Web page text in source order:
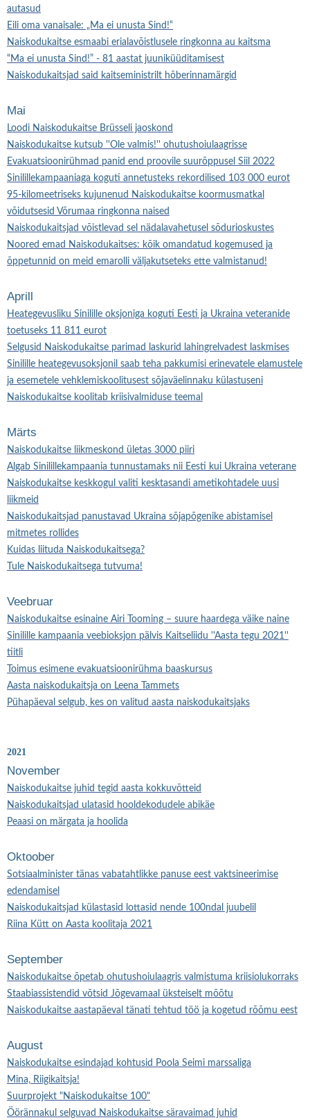
autasud
Eili oma vanaisale: „Ma ei unusta Sind!“
Naiskodukaitse esmaabi erialavõistlusele ringkonna au kaitsma
“Ma ei unusta Sind!” - 81 aastat juuniküüditamisest
Naiskodukaitsjad said kaitseministrilt hõberinnamärgid
Mai
Loodi Naiskodukaitse Brüsseli jaoskond
Naiskodukaitse kutsub ''Ole valmis!'' ohutushoiulaagrisse
Evakuatsioonirühmad panid end proovile suurõppusel Siil 2022
Sinilillekampaaniaga koguti annetusteks rekordilised 103 000 eurot
95-kilomeetriseks kujunenud Naiskodukaitse koormusmatkal
võidutsesid Võrumaa ringkonna naised
Naiskodukaitsjad võistlevad sel nädalavahetusel sõdurioskustes
Noored emad Naiskodukaitses: kõik omandatud kogemused ja
õppetunnid on meid emarolli väljakutseteks ette valmistanud!
Aprill
Heategevusliku Sinilille oksjoniga koguti Eesti ja Ukraina veteranide
toetuseks 11 811 eurot
Selgusid Naiskodukaitse parimad laskurid lahingrelvadest laskmises
Sinilille heategevusoksjonil saab teha pakkumisi erinevatele elamustele
ja esemetele vehklemiskoolitusest sõjaväelinnaku külastuseni
Naiskodukaitse koolitab kriisivalmiduse teemal
Märts
Naiskodukaitse liikmeskond ületas 3000 piiri
Algab Sinilillekampaania tunnustamaks nii Eesti kui Ukraina veterane
Naiskodukaitse keskkogul valiti kesktasandi ametikohtadele uusi
liikmeid
Naiskodukaitsjad panustavad Ukraina sõjapõgenike abistamisel
mitmetes rollides
Kuidas liituda Naiskodukaitsega?
Tule Naiskodukaitsega tutvuma!
Veebruar
Naiskodukaitse esinaine Airi Tooming – suure haardega väike naine
Sinilille kampaania veebioksjon pälvis Kaitseliidu ''Aasta tegu 2021''
tiitli
Toimus esimene evakuatsioonirühma baaskursus
Aasta naiskodukaitsja on Leena Tammets
Pühapäeval selgub, kes on valitud aasta naiskodukaitsjaks
2021
November
Naiskodukaitse juhid tegid aasta kokkuvõtteid
Naiskodukaitsjad ulatasid hooldekodudele abikäe
Peaasi on märgata ja hoolida
Oktoober
Sotsiaalminister tänas vabatahtlikke panuse eest vaktsineerimise
edendamisel
Naiskodukaitsjad külastasid lottasid nende 100ndal juubelil
Riina Kütt on Aasta koolitaja 2021
September
Naiskodukaitse õpetab ohutushoiulaagris valmistuma kriisiolukorraks
Staabiassistendid võtsid Jõgevamaal üksteiselt mõõtu
Naiskodukaitse aastapäeval tänati tehtud töö ja kogetud rõõmu eest
August
Naiskodukaitse esindajad kohtusid Poola Seimi marssaliga
Mina, Riigikaitsja!
Suurprojekt "Naiskodukaitse 100"
Öörännakul selguvad Naiskodukaitse säravaimad juhid